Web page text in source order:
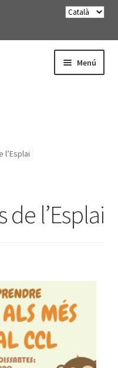
Menú
l’Esplai
de l’Esplai